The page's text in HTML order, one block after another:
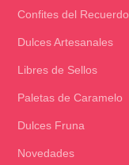
Confites del Recuerdo
Dulces Artesanales
Libres de Sellos
Paletas de Caramelo
Dulces Fruna
Novedades